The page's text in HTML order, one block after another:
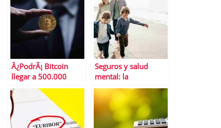
Â¿PodrÃ¡ Bitcoin
llegar a 500.000
dÃ³lares?
Seguros y salud
mental: la
tranquilidad de estar
asegurados